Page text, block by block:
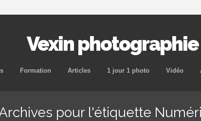
Vexin photographie
Aller
principal
Formation Articles 1 jour 1 photo Vidéo
pour l'étiquette